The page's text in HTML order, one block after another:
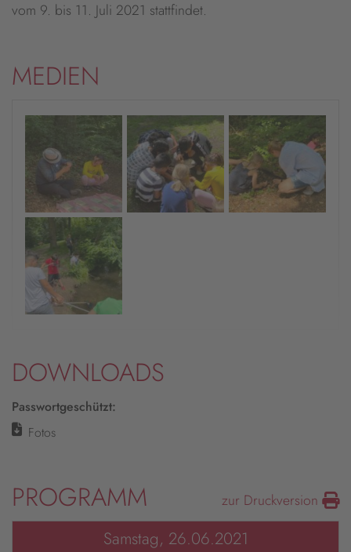
vom 9. bis 11. Juli 2021 stattfindet.
MEDIEN
DOWNLOADS
Passwortgeschützt:
Fotos
PROGRAMM zur Druckversion
Samstag, 26.06.2021